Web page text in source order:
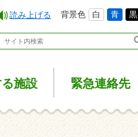
読み上げる 背景色 白 青 黒
る施設 緊急連絡先